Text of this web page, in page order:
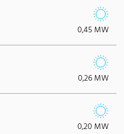
0,45 MW
0,26 MW
0,20 MW